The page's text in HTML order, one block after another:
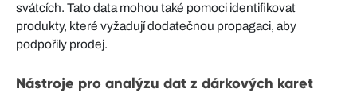
svátcích. Tato data mohou také pomoci identifikovat
produkty, které vyžadují dodatečnou propagaci, aby
podpořily prodej.
Nástroje pro analýzu dat z dárkových karet